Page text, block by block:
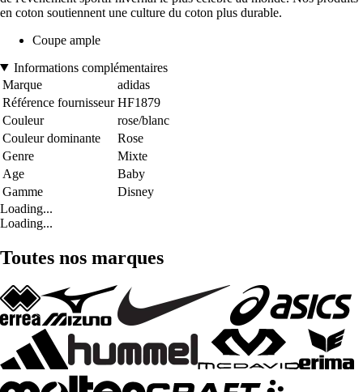
en coton soutiennent une culture du coton plus durable.
Coupe ample
Informations complémentaires
Marque
adidas
Référence fournisseur HF1879
Couleur
rose/blanc
Couleur dominante
Rose
Genre
Mixte
Age
Baby
Gamme
Disney
Loading...
Loading...
Toutes nos marques